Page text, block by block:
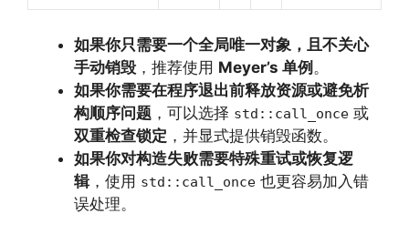
如果你只需要一个全局唯一对象，且不关心
手动销毁 ，推荐使用 Meyer’s 单例 。
如果你需要在程序退出前释放资源或避免析
构顺序问题 ，可以选择 std::call_once 或
双重检查锁定 ，并显式提供销毁函数。
如果你对构造失败需要特殊重试或恢复逻
辑，使用 std::call_once 也更容易加入错
误处理。